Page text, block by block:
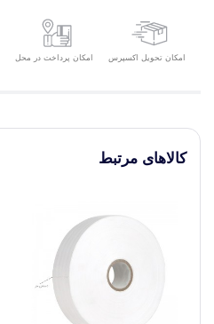
امکان تحویل اکسپرس امکان پرداخت در محل
کالاهای مرتبط